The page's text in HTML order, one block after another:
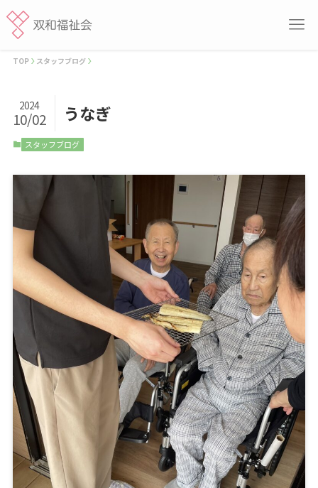
TOP スタッフブログ
うなぎ
2024
10/02
スタッフブログ